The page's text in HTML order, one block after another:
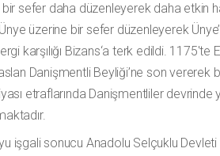
sefer daha düzenleyerek daha etkin
üzerine bir sefer düzenleyerek
karşılığı Bizans‘a terk edildi.
Danişmentli Beyliği’ne son
etraflarında Danişmentliler
işgali sonucu Anadolu Selçuklu Devleti